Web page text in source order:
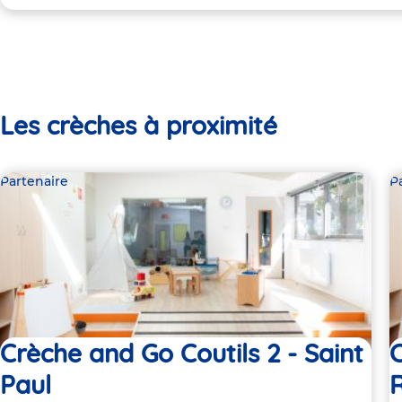
Les crèches à proximité
Partenaire
Crèche and Go Coutils 2 - Saint
Paul